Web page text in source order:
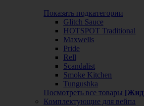
Показать подкатегории
Glitch Sauce
HOTSPOT Traditional
Maxwells
Pride
Rell
Scandalist
Smoke Kitchen
Tungushka
Посмотреть все товары
Комплектующие для вейпа